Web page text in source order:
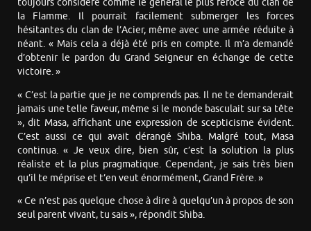
toujours considéré comme le général le plus féroce du clan de
la Flamme. Il pourrait facilement submerger les forces
hésitantes du clan de l’Acier, même avec une armée réduite à
néant. « Mais cela a déjà été pris en compte. Il m’a demandé
d’obtenir le pardon du Grand Seigneur en échange de cette
victoire. »
« C’est la partie que je ne comprends pas. Il ne te demanderait
jamais une telle faveur, même si le monde basculait sur sa tête
», dit Masa, affichant une expression de scepticisme évident.
C’est aussi ce qui avait dérangé Shiba. Malgré tout, Masa
continua. « Je veux dire, bien sûr, c’est la solution la plus
réaliste et la plus pragmatique. Cependant, je sais très bien
qu’il te méprise et t’en veut énormément, Grand Frère. »
« Ce n’est pas quelque chose à dire à quelqu’un à propos de son
seul parent vivant, tu sais », répondit Shiba.